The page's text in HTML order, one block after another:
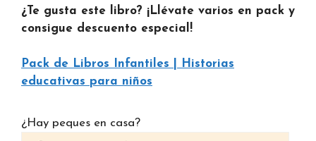
¿Te gusta este libro? ¡Llévate varios en pack y
consigue descuento especial!
Pack de Libros Infantiles | Historias
educativas para niños
¿Hay peques en casa?